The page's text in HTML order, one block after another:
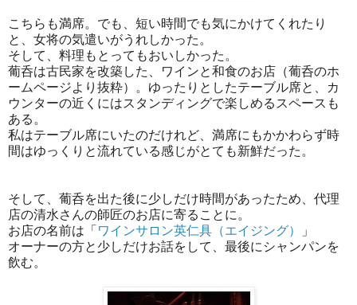
こちらも満席。でも、短い時間でも気にかけてくれたり
と、女将の気遣いがうれしかった。
そして、料理もとってもおいしかった。
葡呑は古民家を改築した、ワインと和食のお店（葡呑のホ
ームページより抜粋）。ゆったりとしたテーブル席と、カ
ウンターの近くにはスタンディングで楽しめるスペースも
ある。
私はテーブル席にいたのだけれど、満席にもかかわらず時
間はゆっくりと流れている感じがとても新鮮だった。
そして、葡呑を出た後に少しだけ時間があったため、代理
店の清水さんの師匠のお店に寄ることに。
お店の名前は「 ワインサロン英仁具（エイジング）
」
オーナーの方と少しだけお話をして、最後にシャンパンを
飲む。